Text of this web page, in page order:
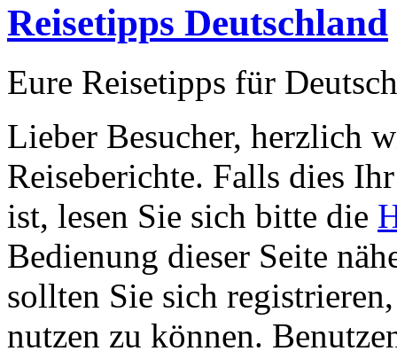
Reisetipps Deutschland
Eure Reisetipps für
Lieber Besucher, herzlich
Reiseberichte. Falls dies
ist, lesen Sie sich bitte die
Bedienung dieser Seite
sollten Sie sich
nutzen zu können.